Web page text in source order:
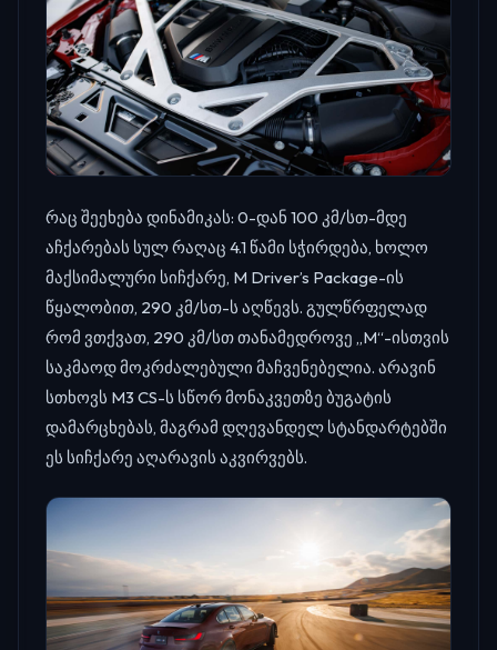
რაც შეეხება დინამიკას: 0-დან 100 კმ/სთ-მდე
აჩქარებას სულ რაღაც 4.1 წამი სჭირდება, ხოლო
მაქსიმალური სიჩქარე, M Driver’s Package-ის
წყალობით, 290 კმ/სთ-ს აღწევს. გულწრფელად
რომ ვთქვათ, 290 კმ/სთ თანამედროვე „M“-ისთვის
საკმაოდ მოკრძალებული მაჩვენებელია. არავინ
სთხოვს M3 CS-ს სწორ მონაკვეთზე ბუგატის
დამარცხებას, მაგრამ დღევანდელ სტანდარტებში
ეს სიჩქარე აღარავის აკვირვებს.